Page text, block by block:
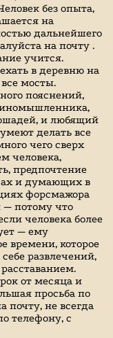
без опыта,
на
дальнейшего
на почту .
учится.
в деревню на
мосты.
пояснений,
и любящий
делать все
чего сверх
человека,
предпочтение
и думающих в
форсмажора
потому что
человека более
— ему
времени, которое
развлечений,
от месяца и
просьба по
почту, не всегда
телефону, с